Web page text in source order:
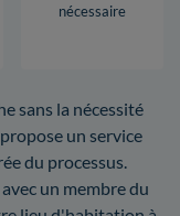
nécessaire
sans la nécessité
un service
du processus.
un membre du